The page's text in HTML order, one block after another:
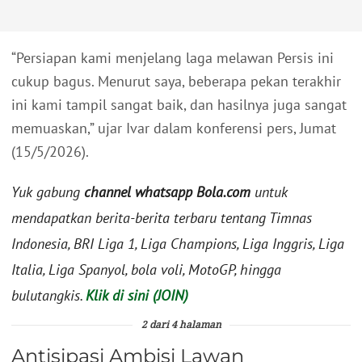
“Persiapan kami menjelang laga melawan Persis ini
cukup bagus. Menurut saya, beberapa pekan terakhir
ini kami tampil sangat baik, dan hasilnya juga sangat
memuaskan,” ujar Ivar dalam konferensi pers, Jumat
(15/5/2026).
Yuk gabung channel whatsapp Bola.com untuk
mendapatkan berita-berita terbaru tentang Timnas
Indonesia, BRI Liga 1, Liga Champions, Liga Inggris, Liga
Italia, Liga Spanyol, bola voli, MotoGP, hingga
bulutangkis.Klik di sini (JOIN)
2 dari 4 halaman
Antisipasi Ambisi Lawan